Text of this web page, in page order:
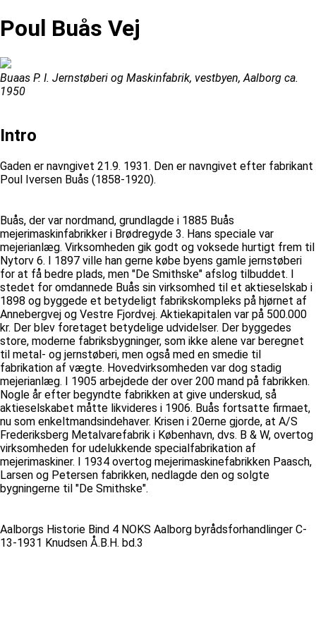
Poul Buås Vej
Buaas P. I. Jernstøberi og Maskinfabrik, vestbyen, Aalborg ca.
1950
Intro
Gaden er navngivet 21.9. 1931. Den er navngivet efter fabrikant
Poul Iversen Buås (1858-1920).
Buås, der var nordmand, grundlagde i 1885 Buås
mejerimaskinfabrikker i Brødregyde 3. Hans speciale var
mejerianlæg. Virksomheden gik godt og voksede hurtigt frem til
Nytorv 6. I 1897 ville han gerne købe byens gamle jernstøberi
for at få bedre plads, men "De Smithske" afslog tilbuddet. I
stedet for omdannede Buås sin virksomhed til et aktieselskab i
1898 og byggede et betydeligt fabrikskompleks på hjørnet af
Annebergvej og Vestre Fjordvej. Aktiekapitalen var på 500.000
kr. Der blev foretaget betydelige udvidelser. Der byggedes
store, moderne fabriksbygninger, som ikke alene var beregnet
til metal- og jernstøberi, men også med en smedie til
fabrikation af vægte. Hovedvirksomheden var dog stadig
mejerianlæg. I 1905 arbejdede der over 200 mand på fabrikken.
Nogle år efter begyndte fabrikken at give underskud, så
aktieselskabet måtte likvideres i 1906. Buås fortsatte firmaet,
nu som enkeltmandsindehaver. Krisen i 20erne gjorde, at A/S
Frederiksberg Metalvarefabrik i København, dvs. B & W, overtog
virksomheden for udelukkende specialfabrikation af
mejerimaskiner. I 1934 overtog mejerimaskinefabrikken Paasch,
Larsen og Petersen fabrikken, nedlagde den og solgte
bygningerne til "De Smithske".
Aalborgs Historie Bind 4 NOKS Aalborg byrådsforhandlinger C-
13-1931 Knudsen Å.B.H. bd.3